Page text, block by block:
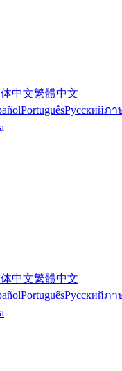
中文繁體中文
PortuguêsРусскийภา
中文繁體中文
PortuguêsРусскийภา